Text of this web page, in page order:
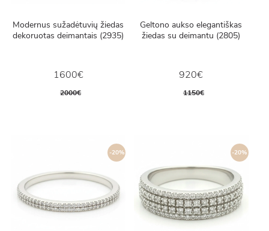
Modernus sužadėtuvių žiedas
dekoruotas deimantais (2935)
1600€
2000€
Geltono aukso elegantiškas
žiedas su deimantu (2805)
920€
1150€
-20% -20%